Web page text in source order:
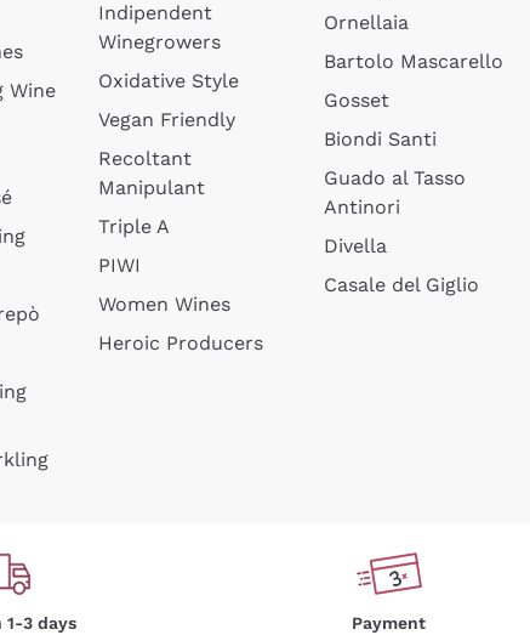
Wine
Indipendent
Winegrowers
Oxidative Style
Vegan Friendly
Recoltant
Manipulant
Triple A
PIWI
Women Wines
Heroic Producers
Ornellaia
Bartolo Mascarello
Gosset
Biondi Santi
Guado al Tasso
Antinori
Divella
Casale del Giglio
1-3 days
Payment